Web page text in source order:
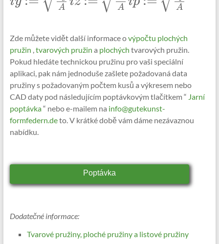
iy:=\sqrt{\frac{Iy}
A
iz:=\sqrt{\frac{Iz}
A ip:=\sqrt{\frac{Ip}
A
Zde můžete vidět další informace ovýpočtu plochých
pružin ,tvarových pružin a plochých tvarových pružin.
Pokud hledáte technickou pružinu pro vaši speciální
aplikaci, pak nám jednoduše zašlete požadovaná data
pružiny s požadovaným počtem kusů a výkresem nebo
CAD daty pod následujícím poptávkovým tlačítkem “ Jarní
poptávka“ nebo e-mailem na info@gutekunst-
formfedern.deto. V krátké době vám dáme nezávaznou
nabídku.
Poptávka
Dodatečné informace:
Tvarové pružiny, ploché pružiny a listové pružiny